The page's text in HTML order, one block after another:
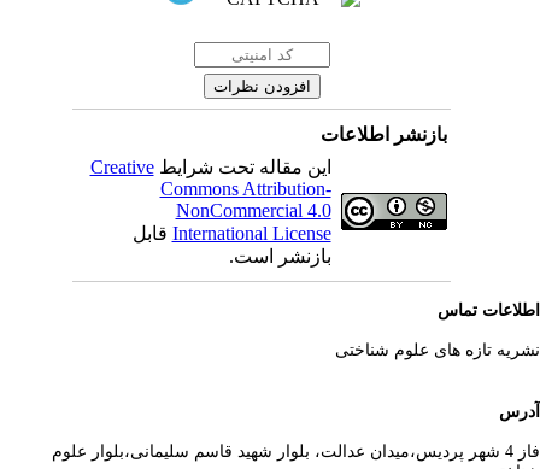
بازنشر اطلاعات
این مقاله تحت شرایطCreative
Commons Attribution-
NonCommercial 4.0
International Licenseقابل
بازنشر است.
تماس
تازه های علوم شناختی
فاز 4 شهر پردیس،میدان عدالت، بلوار شهید قاسم سلیمانی،بلوار علوم